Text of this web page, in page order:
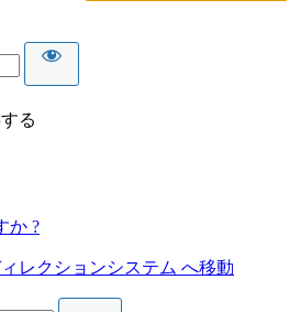
る
か ?
レクションシステム へ移動